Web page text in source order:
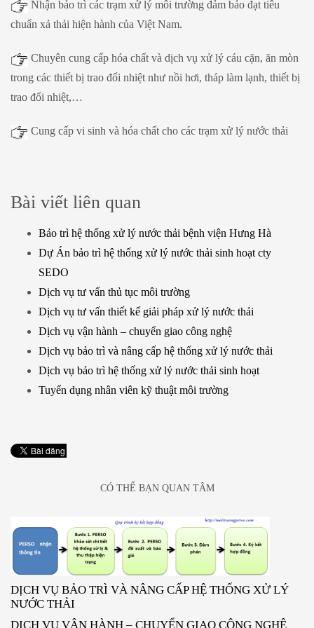
Nhận bảo trì các trạm xử lý môi trường đảm bảo đạt tiêu
chuẩn xả thải hiện hành của Việt Nam.
Chuyên cung cấp hóa chất và dịch vụ xử lý cáu cặn, ăn mòn
trong các thiết bị trao đổi nhiệt như nồi hơi, tháp làm lạnh, thiết bị
trao đổi nhiệt,…
Cung cấp vi sinh và hóa chất cho các trạm xử lý nước thải
Bài viết liên quan
Bảo trì hệ thống xử lý nước thải bệnh viện Hưng Hà
Dự Án bảo trì hệ thống xử lý nước thải sinh hoạt cty
SEDO
Dịch vụ tư vấn thủ tục môi trường
Dịch vụ tư vấn thiết kế giải pháp xử lý nước thải
Dịch vụ vận hành – chuyển giao công nghệ
Dịch vụ bảo trì và nâng cấp hệ thống xử lý nước thải
Dịch vụ bảo trì hệ thống xử lý nước thải sinh hoạt
Tuyển dụng nhân viên kỹ thuật môi trường
CÓ THỂ BẠN QUAN TÂM
DỊCH VỤ BẢO TRÌ VÀ NÂNG CẤP HỆ THỐNG XỬ LÝ
NƯỚC THẢI
DỊCH VỤ VẬN HÀNH – CHUYỂN GIAO CÔNG NGHỆ